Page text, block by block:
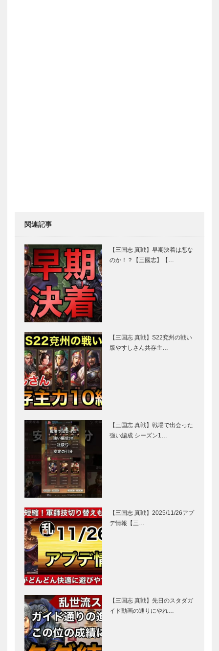
関連記事
【三国志 真戦】早期決着は悪な
のか！？【三國志】【…
【三国志 真戦】S22兗州の戦い
版やすしさん共存主…
【三国志 真戦】戦場で出会った
強い編成 シーズン1…
【三国志 真戦】2025/11/26アプ
デ情報【三…
【三国志 真戦】先日のスタダガ
イド動画の通りにやれ…